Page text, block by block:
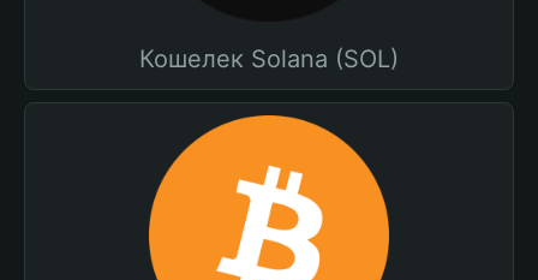
Кошелек Solana (SOL)